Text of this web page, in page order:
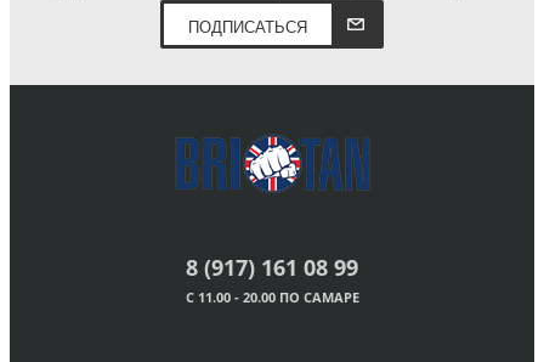
ПОДПИСАТЬСЯ
8 (917) 161 08 99
С 11.00 - 20.00 ПО САМАРЕ